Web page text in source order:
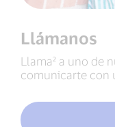
Llámanos
Llama² a uno de
comunicarte con